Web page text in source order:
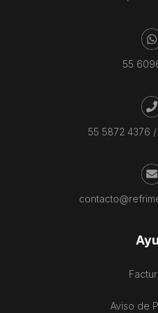
55
55 5872 4376 /
Aviso de